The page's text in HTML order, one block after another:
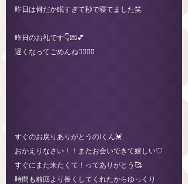
昨日は何だか眠すぎて秒で寝てました笑
昨日のお礼です👇💌💕
遅くなってごめんね🙇‍♀️🙇‍♀️
すぐのお戻りありがとうのIくん💓
おかえりなさい！！またお会いできて嬉しい♡
すぐにまた来たくて！ってありがとう🥰
時間も前回より長くしてくれたからゆっくり